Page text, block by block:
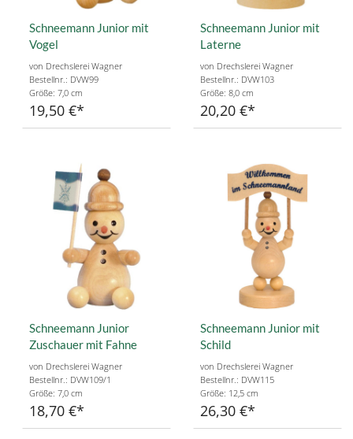
Schneemann Junior mit
Vogel
von Drechslerei Wagner
Bestellnr.: DVW99
Größe: 7,0 cm
19,50 €
Schneemann Junior mit
Laterne
von Drechslerei Wagner
Bestellnr.: DVW103
Größe: 8,0 cm
20,20 €
Schneemann Junior
Zuschauer mit Fahne
von Drechslerei Wagner
Bestellnr.: DVW109/1
Größe: 7,0 cm
18,70 €
Schneemann Junior mit
Schild
von Drechslerei Wagner
Bestellnr.: DVW115
Größe: 12,5 cm
26,30 €